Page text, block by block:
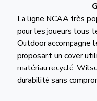
La ligne NCAA très
pour les joueurs tous
Outdoor accompagne
proposant un cover
matériau recyclé.
durabilité sans